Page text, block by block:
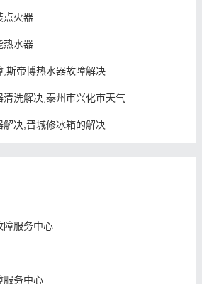
点火器
热水器
,斯帝博热水器故障解决
清洗解决,泰州市兴化市天气
解决,晋城修冰箱的解决
障服务中心
服务中心